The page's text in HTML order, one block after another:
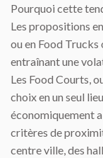
Pourquoi cette
Les propositions
ou en Food Trucks
entraînant une
Les Food Courts,
choix en un seul
économiquement
critères de
centre ville, des